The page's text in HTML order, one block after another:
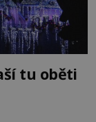
tu oběti